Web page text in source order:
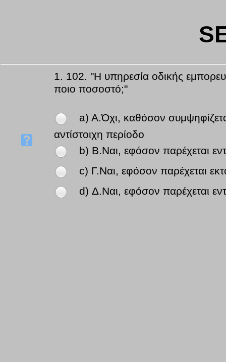
1. 102. "Η υπηρεσία οδικής
ποιο ποσοστό;"
a) A.Όχι, καθόσον
αντίστοιχη περίοδο
b) B.Ναι, εφόσον παρέχεται
c) Γ.Ναι, εφόσον παρέχεται
d) Δ.Ναι, εφόσον παρέχεται